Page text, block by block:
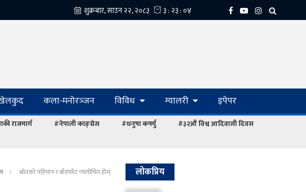
कला-मनोरञ्‍जन विविध ग्यालरी इपेपर
राजमार्ग #नेपाली काङ्ग्रेस #धनुषा कर्फ्यु
#३२औं विश्व आदिवासी दिवस
स्रोतको पहिचान र बाँडफाँट न्यायोचित होस् लोकप्रिय